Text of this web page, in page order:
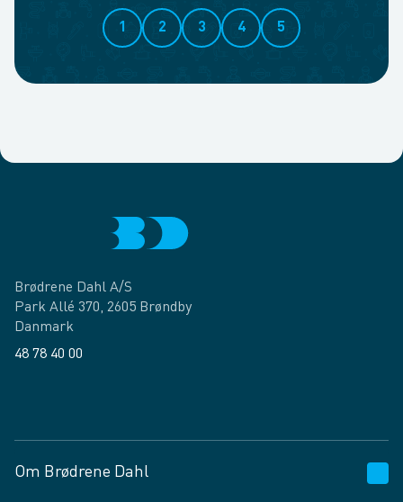
1 2 3 4 5
Brødrene Dahl A/S
Park Allé 370, 2605 Brøndby
Danmark
48 78 40 00
Om Brødrene Dahl